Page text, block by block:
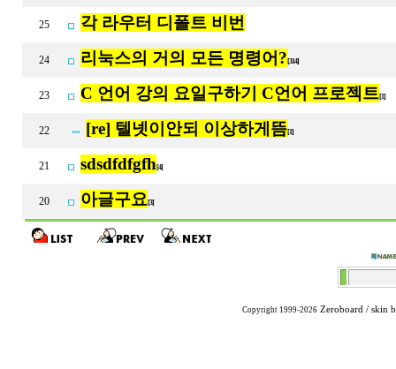
25 각 라우터 디폴트 비번
24 리눅스의 거의 모든 명령어? [314]
23 C 언어 강의 요일구하기 C언어 프로젝트[1]
22 [re] 텔넷이안되 이상하게뜸[1]
21 sdsdfdfgfh[4]
20 아글구요[3]
Copyright 1999-2026 Zeroboard / skin